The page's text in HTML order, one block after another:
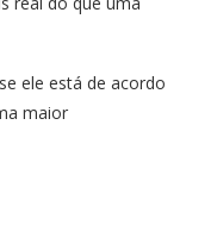
ele está de acordo
maior